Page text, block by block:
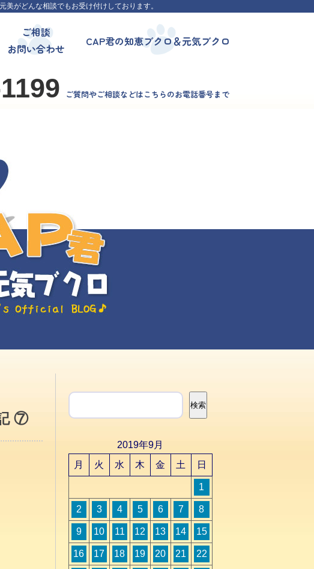
がどんな相談でもお受け付けしております。
ご相談
お問い合わせ
CAP君の知恵ブクロ＆元気ブクロ
ご質問やご相談などはこちらのお電話番号まで
⑦
検索
検索
2019年9月
月
火 水 木 金 土 日
1
2 3 4 5 6 7 8
9 10 11 12 13 14 15
16 17 18 19 20 21 22